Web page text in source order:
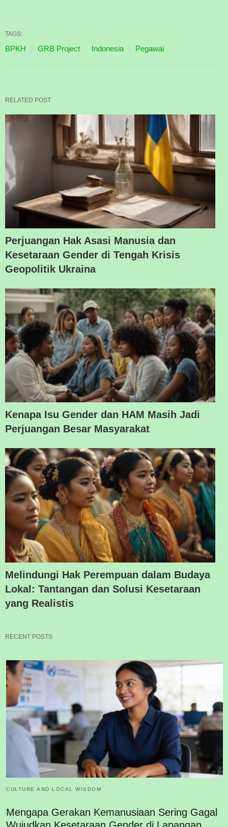
TAGS:
BPKH GRB Project Indonesia Pegawai
RELATED POST
Perjuangan Hak Asasi Manusia dan
Kesetaraan Gender di Tengah Krisis
Geopolitik Ukraina
Kenapa Isu Gender dan HAM Masih Jadi
Perjuangan Besar Masyarakat
Melindungi Hak Perempuan dalam Budaya
Lokal: Tantangan dan Solusi Kesetaraan
yang Realistis
RECENT POSTS
CULTURE AND LOCAL WISDOM
Mengapa Gerakan Kemanusiaan Sering Gagal